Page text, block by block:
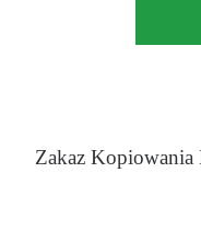
Zakaz Kopiowania